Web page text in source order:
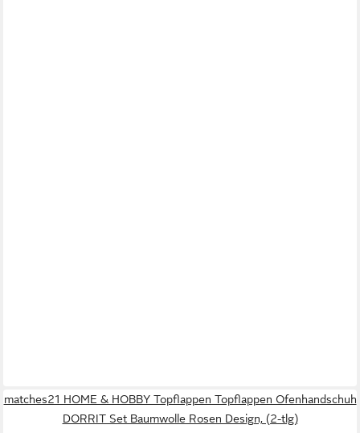
matches21 HOME & HOBBY Topflappen Topflappen Ofenhandschuh
DORRIT Set Baumwolle Rosen Design, (2-tlg)